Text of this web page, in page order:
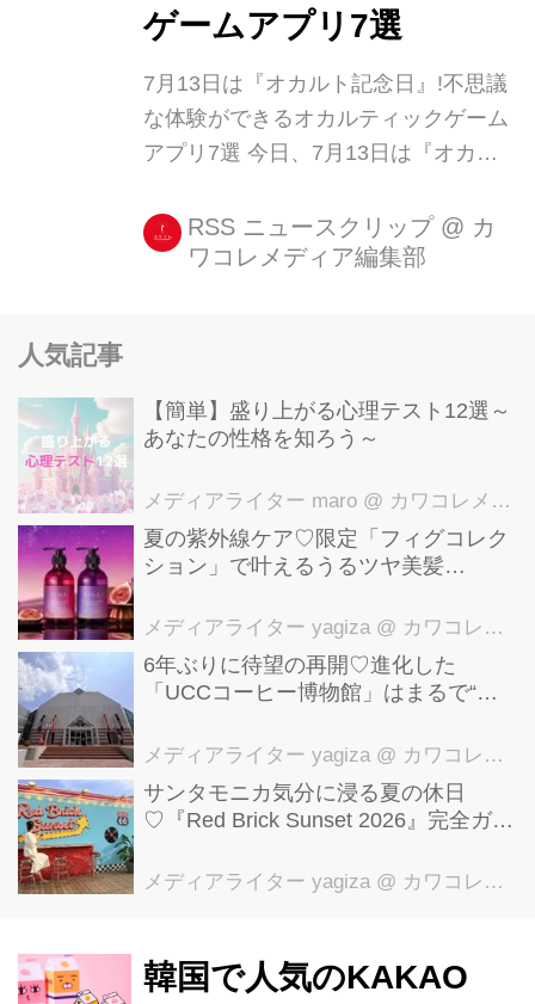
ゲームアプリ7選
7月13日は『オカルト記念日』!不思議
な体験ができるオカルティックゲーム
アプリ7選 今日、7月13日は『オカル
あったのと思われるかもしれません
が、これがあったんですねえ(^_^) ホラ
RSS ニュースクリップ @ カ
ワコレメディア編集部
人気記事
【簡単】盛り上がる心理テスト12選～
あなたの性格を知ろう～
メディアライター maro @ カワコレメディア編集部
夏の紫外線ケア♡限定「フィグコレク
ション」で叶えるうるツヤ美髪
メディアライター yagiza @ カワコレメディア編集部
6年ぶりに待望の再開♡進化した
「UCCコーヒー博物館」はまるで“コ
貌を公開
メディアライター yagiza @ カワコレメディア編集部
サンタモニカ気分に浸る夏の休日
♡『Red Brick Sunset 2026』完全ガイ
メディアライター yagiza @ カワコレメディア編集部
韓国で人気のKAKAO